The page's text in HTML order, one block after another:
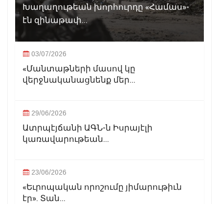
Խաղաղութեան խորհուրդը «Համաս»-
էն զինաթափ...
03/07/2026
«Մանտաթների մասով կը
վերջնականացնենք մեր...
29/06/2026
Ատրպէյճանի ԱԳՆ-ն Իսրայէլի
կառավարութեան...
23/06/2026
«Եւրոպական որոշումը յիմարութիւն
էր». Տան...